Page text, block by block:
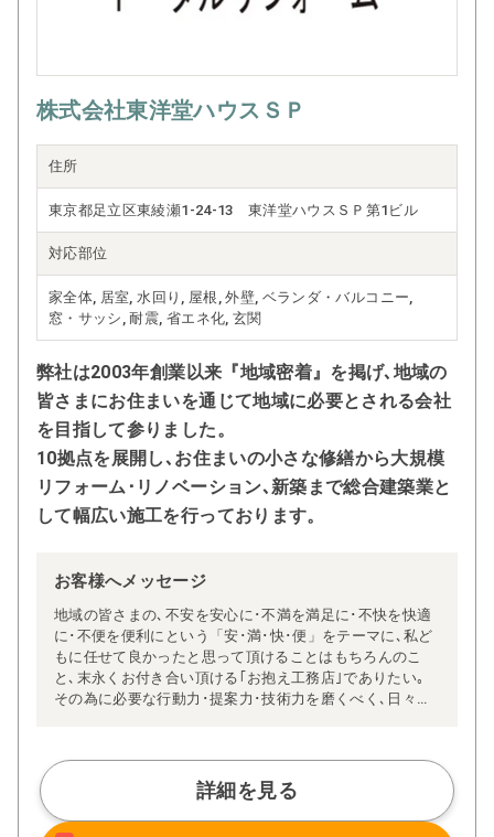
株式会社東洋堂ハウスＳＰ
住所
東京都足立区東綾瀬1-24-13 東洋堂ハウスＳＰ第1ビル
対応部位
家全体, 居室, 水回り, 屋根, 外壁, ベランダ・バルコニー,
窓・サッシ, 耐震, 省エネ化, 玄関
弊社は2003年創業以来『地域密着』を掲げ､地域の
皆さまにお住まいを通じて地域に必要とされる会社
を目指して参りました。
10拠点を展開し､お住まいの小さな修繕から大規模
リフォーム･リノベーション､新築まで総合建築業と
して幅広い施工を行っております。
お客様へメッセージ
地域の皆さまの､不安を安心に･不満を満足に･不快を快適
に･不便を便利にという「安･満･快･便」をテーマに､私ど
もに任せて良かったと思って頂けることはもちろんのこ
と､末永くお付き合い頂ける｢お抱え工務店｣でありたい｡
その為に必要な行動力･提案力･技術力を磨くべく､日々精
こが皆さまお悩みになる部分かと思います。安心価格の提
示、施工方法などを明瞭にし、お客様の不安を無くしてご
満足頂けるリフォームを行うことが私どもの使命と思って
おります。
詳細を見る